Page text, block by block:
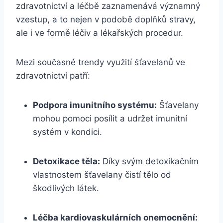
zdravotnictví a léčbě zaznamenává významný
vzestup, a to nejen v podobě doplňků stravy,
ale i ve formě léčiv a lékařských procedur.
Mezi současné trendy využití šťavelanů ve
zdravotnictví patří:
Podpora imunitního systému: Šťavelany
mohou pomoci posílit a udržet imunitní
systém v kondici.
Detoxikace těla: Díky svým detoxikačním
vlastnostem šťavelany čistí tělo od
škodlivých látek.
Léčba kardiovaskulárních onemocnění: